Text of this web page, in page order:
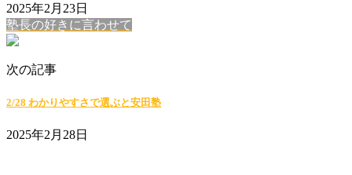
2025年2月23日
塾長の好きに言わせて
次の記事
2/28 わかりやすさで選ぶと安田塾
2025年2月28日